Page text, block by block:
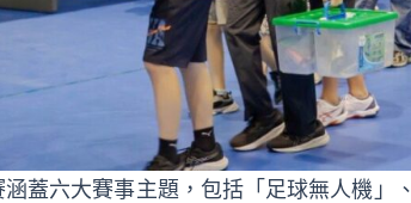
蓋六大賽事主題，包括「足球無人機」